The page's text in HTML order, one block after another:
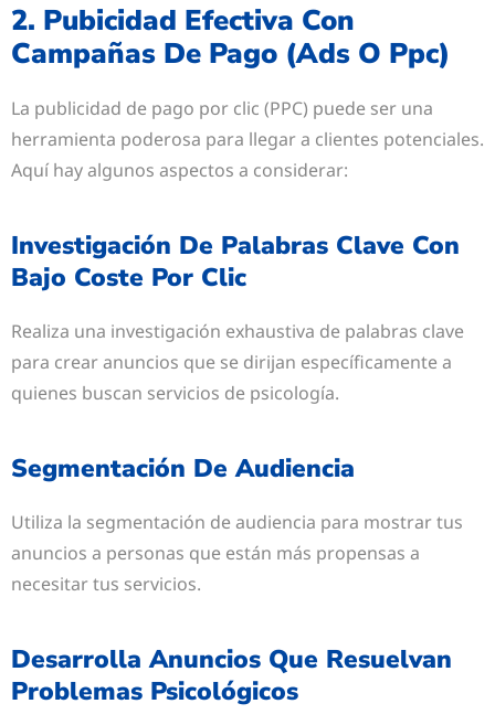
2. Pubicidad Efectiva Con
Campañas De Pago (ads O Ppc)
La publicidad de pago por clic (PPC) puede ser una
herramienta poderosa para llegar a clientes potenciales.
Aquí hay algunos aspectos a considerar:
Investigación De Palabras Clave Con
Bajo Coste Por Clic
Realiza una investigación exhaustiva de palabras clave
para crear anuncios que se dirijan específicamente a
quienes buscan servicios de psicología.
Segmentación De Audiencia
Utiliza la segmentación de audiencia para mostrar tus
anuncios a personas que están más propensas a
necesitar tus servicios.
Desarrolla Anuncios Que Resuelvan
Problemas Psicológicos